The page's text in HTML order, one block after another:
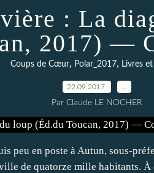
: La
2017) —
Coups de Cœur, Polar_2017, Livres
22.09.2017
Par Claude LE NOCHER
peu en poste à Autun, sous-
de quatorze mille habitants.